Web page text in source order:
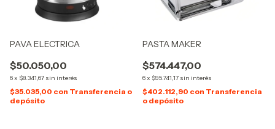
PAVA ELECTRICA
$50.050,00
6x $8.341,67 sin interés
$35.035,00 con Transferencia o
depósito
PASTA MAKER
$574.447,00
6x $95.741,17 sin interés
$402.112,90 con Transferencia
o depósito